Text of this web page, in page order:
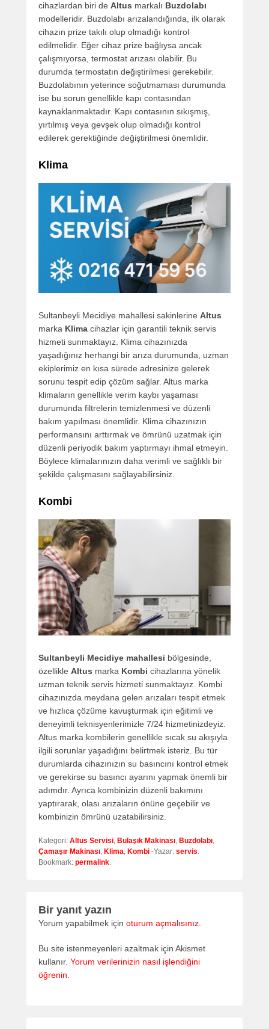
cihazlardan biri de Altus markalı Buzdolabı
modelleridir. Buzdolabı arızalandığında, ilk olarak
cihazın prize takılı olup olmadığı kontrol
edilmelidir. Eğer cihaz prize bağlıysa ancak
çalışmıyorsa, termostat arızası olabilir. Bu
durumda termostatın değiştirilmesi gerekebilir.
Buzdolabının yeterince soğutmaması durumunda
ise bu sorun genellikle kapı contasından
kaynaklanmaktadır. Kapı contasının sıkışmış,
yırtılmış veya gevşek olup olmadığı kontrol
edilerek gerektiğinde değiştirilmesi önemlidir.
Klima
Sultanbeyli Mecidiye mahallesi sakinlerine Altus
marka Klima cihazlar için garantili teknik servis
hizmeti sunmaktayız. Klima cihazınızda
yaşadığınız herhangi bir arıza durumunda, uzman
ekiplerimiz en kısa sürede adresinize gelerek
sorunu tespit edip çözüm sağlar. Altus marka
klimaların genellikle verim kaybı yaşaması
durumunda filtrelerin temizlenmesi ve düzenli
bakım yapılması önemlidir. Klima cihazınızın
performansını arttırmak ve ömrünü uzatmak için
düzenli periyodik bakım yaptırmayı ihmal etmeyin.
Böylece klimalarınızın daha verimli ve sağlıklı bir
şekilde çalışmasını sağlayabilirsiniz.
Kombi
Sultanbeyli Mecidiye mahallesi bölgesinde,
özellikle Altus marka Kombi cihazlarına yönelik
uzman teknik servis hizmeti sunmaktayız. Kombi
cihazınızda meydana gelen arızaları tespit etmek
ve hızlıca çözüme kavuşturmak için eğitimli ve
deneyimli teknisyenlerimizle 7/24 hizmetinizdeyiz.
Altus marka kombilerin genellikle sıcak su akışıyla
ilgili sorunlar yaşadığını belirtmek isteriz. Bu tür
durumlarda cihazınızın su basıncını kontrol etmek
ve gerekirse su basıncı ayarını yapmak önemli bir
adımdır. Ayrıca kombinizin düzenli bakımını
yaptırarak, olası arızaların önüne geçebilir ve
kombinizin ömrünü uzatabilirsiniz.
Kategori: Altus Servisi, Bulaşık Makinası, Buzdolabı,
Çamaşır Makinası, Klima, Kombi -Yazar: servis.
Bookmark: permalink.
Bir yanıt yazın
Yorum yapabilmek için oturum açmalısınız
Bu site istenmeyenleri azaltmak için Akismet
kullanır. Yorum verilerinizin nasıl işlendiğini
öğrenin.